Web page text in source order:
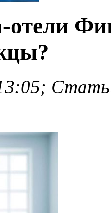
отели